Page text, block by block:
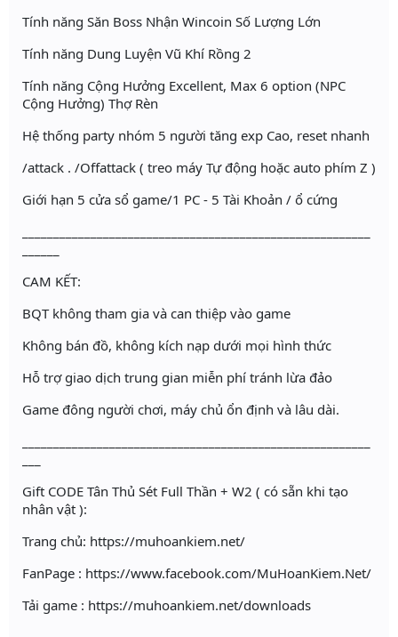
Tính năng Săn Boss Nhận Wincoin Số Lượng Lớn
Tính năng Dung Luyện Vũ Khí Rồng 2
Tính năng Cộng Hưởng Excellent, Max 6 option (NPC
Cộng Hưởng) Thợ Rèn
Hệ thống party nhóm 5 người tăng exp Cao, reset nhanh
/attack . /Offattack ( treo máy Tự động hoặc auto phím Z )
Giới hạn 5 cửa sổ game/1 PC - 5 Tài Khoản / ổ cứng
CAM KẾT:
BQT không tham gia và can thiệp vào game
Không bán đồ, không kích nạp dưới mọi hình thức
Hỗ trợ giao dịch trung gian miễn phí tránh lừa đảo
Game đông người chơi, máy chủ ổn định và lâu dài.
Gift CODE Tân Thủ Sét Full Thần + W2 ( có sẵn khi tạo
nhân vật ):
Trang chủ: https://muhoankiem.net/
FanPage : https://www.facebook.com/MuHoanKiem.Net/
Tải game : https://muhoankiem.net/downloads